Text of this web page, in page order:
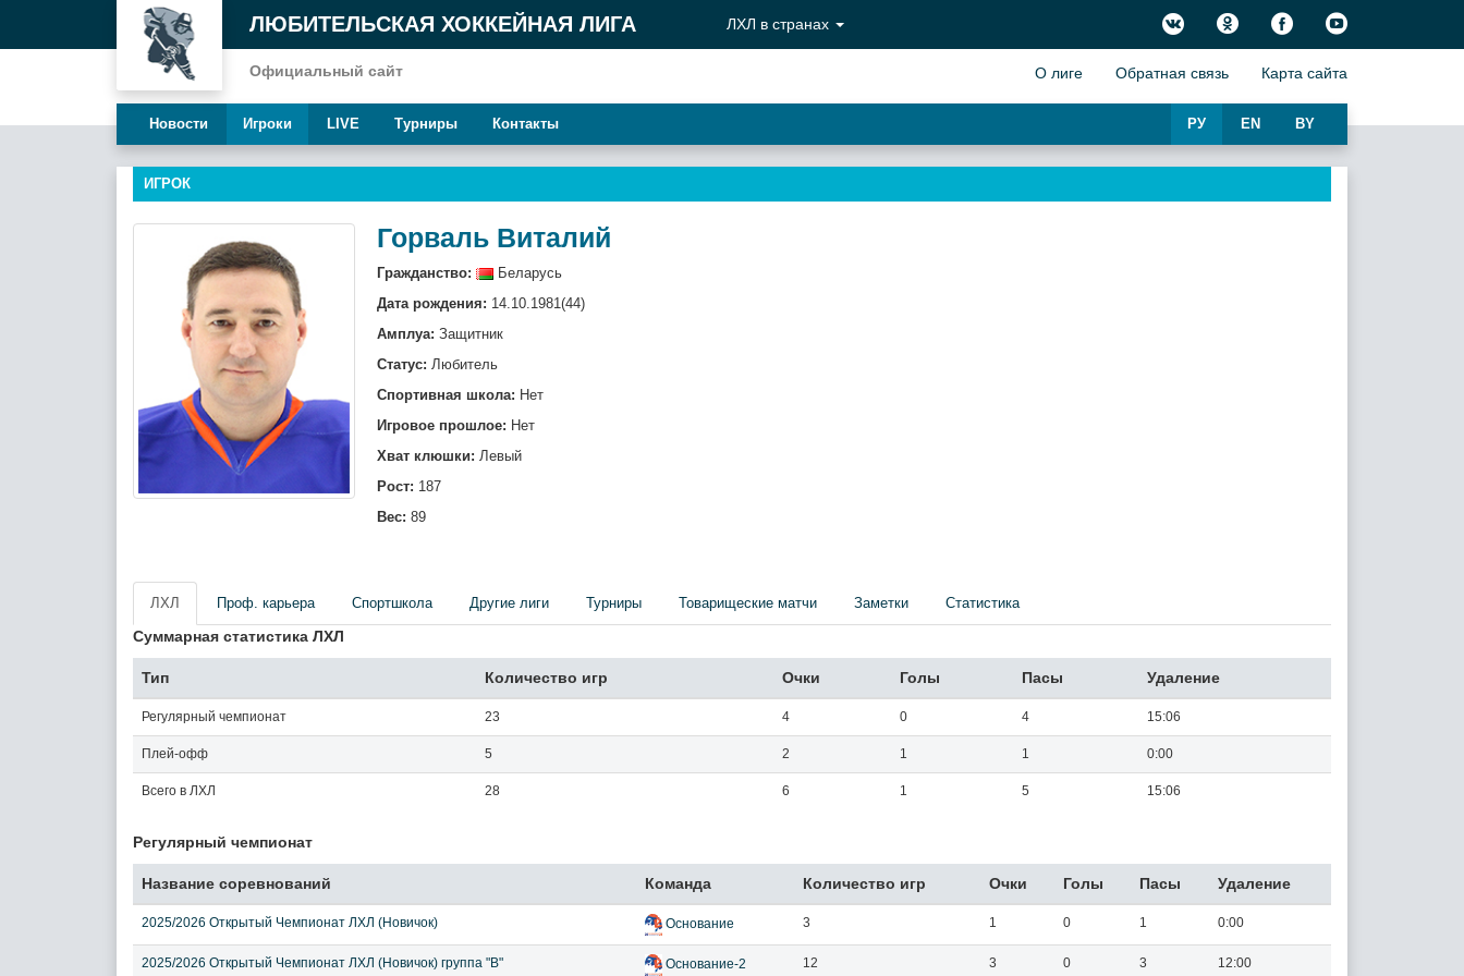
ЛЮБИТЕЛЬСКАЯ ХОККЕЙНАЯ ЛИГА
Официальный сайт
ЛХЛ в странах
О лиге Обратная связь Карта сайта
Новости Игроки LIVE Турниры Контакты BY
EN
РУ
ИГРОК
Горваль Виталий
Гражданство:
Беларусь
Дата рождения: 14.10.1981(44)
Амплуа: Защитник
Статус: Любитель
Спортивная школа: Нет
Игровое прошлое: Нет
Хват клюшки: Левый
Рост: 187
Вес: 89
ЛХЛ Проф. карьера Спортшкола Другие лиги Турниры Товарищеские матчи Заметки Статистика
Суммарная статистика ЛХЛ
Тип Количество игр Очки Голы Пасы Удаление
Регулярный чемпионат 23 4 0 4 15:06
Плей-офф 5 2 1 1 0:00
Всего в ЛХЛ 28 6 1 5 15:06
Регулярный чемпионат
Название соревнований Команда Количество игр Очки Голы Пасы Удаление
2025/2026 Открытый Чемпионат ЛХЛ (Новичок) Основание 3 1 0 1 0:00
2025/2026 Открытый Чемпионат ЛХЛ (Новичок) группа "В" Основание-2 12 3 0 3 12:00